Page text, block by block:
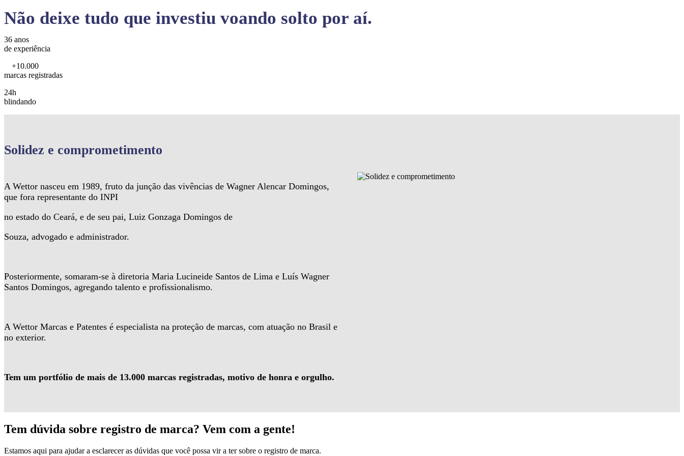
Não deixe tudo que investiu voando solto por aí.
36 anos
de experiência
+10.000
marcas registradas
24h
blindando
Solidez e comprometimento
A Wettor nasceu em 1989, fruto da junção das vivências de Wagner Alencar Domingos,
que fora representante do INPI
no estado do Ceará, e de seu pai, Luiz Gonzaga Domingos de
Souza, advogado e administrador.
Posteriormente, somaram-se à diretoria Maria Lucineide Santos de Lima e Luís Wagner
Santos Domingos, agregando talento e profissionalismo.
A Wettor Marcas e Patentes é especialista na proteção de marcas, com atuação no Brasil e
no exterior.
Tem um portfólio de mais de 13.000 marcas registradas, motivo de honra e orgulho.
Tem dúvida sobre registro de marca? Vem com a gente!
Estamos aqui para ajudar a esclarecer as dúvidas que você possa vir a ter sobre o registro de marca.